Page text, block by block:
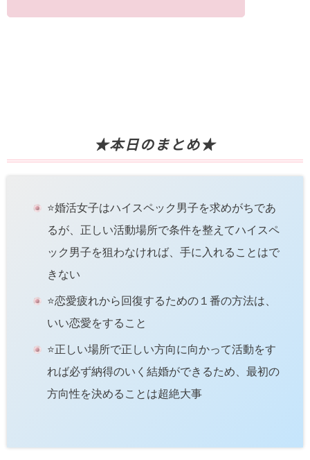
★本日のまとめ★
⭐️婚活女子はハイスペック男子を求めがちであ
るが、正しい活動場所で条件を整えてハイスペ
ック男子を狙わなければ、手に入れることはで
きない
⭐️恋愛疲れから回復するための１番の方法は、
いい恋愛をすること
⭐️正しい場所で正しい方向に向かって活動をす
れば必ず納得のいく結婚ができるため、最初の
方向性を決めることは超絶大事